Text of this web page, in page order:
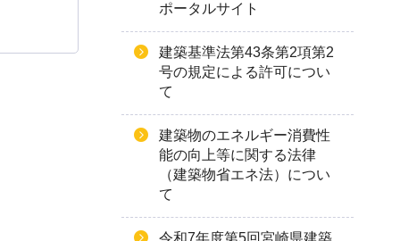
ポータルサイト
建築基準法第43条第2項第2
号の規定による許可につい
て
建築物のエネルギー消費性
能の向上等に関する法律
（建築物省エネ法）につい
て
令和7年度第5回宮崎県建築